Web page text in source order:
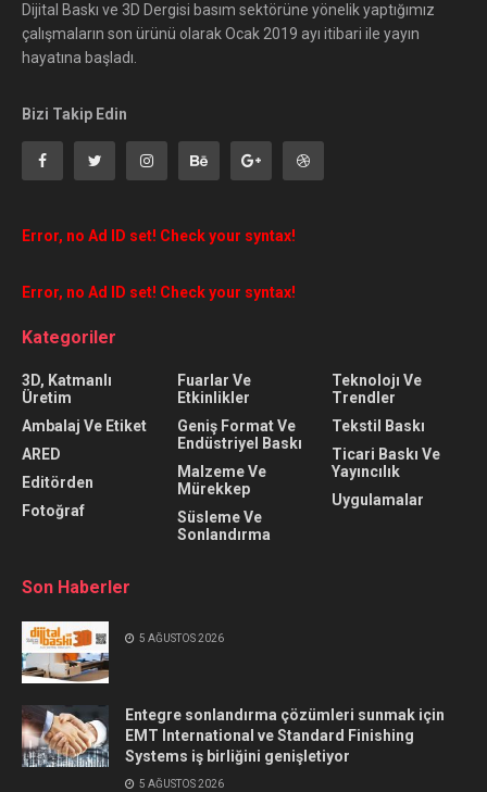
Dijital Baskı ve 3D Dergisi basım sektörüne yönelik yaptığımız
çalışmaların son ürünü olarak Ocak 2019 ayı itibari ile yayın
hayatına başladı.
Bizi Takip Edin
Error, no Ad ID set! Check your syntax!
Error, no Ad ID set! Check your syntax!
Kategoriler
3D, Katmanlı
Üretim
Ambalaj Ve Etiket
ARED
Editörden
Fotoğraf
Fuarlar Ve
Etkinlikler
Geniş Format Ve
Endüstriyel Baskı
Malzeme Ve
Mürekkep
Süsleme Ve
Sonlandırma
Teknolojı Ve
Trendler
Tekstil Baskı
Ticari Baskı Ve
Yayıncılık
Uygulamalar
Son Haberler
5 AĞUSTOS 2026
Entegre sonlandırma çözümleri sunmak için
EMT International ve Standard Finishing
Systems iş birliğini genişletiyor
5 AĞUSTOS 2026